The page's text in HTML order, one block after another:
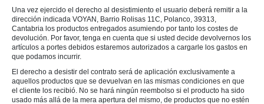
Una vez ejercido el derecho al desistimiento el usuario deberá remitir a la
dirección indicada VOYAN, Barrio Rolisas 11C, Polanco, 39313,
Cantabria los productos entregados asumiendo por tanto los costes de
devolución. Por favor, tenga en cuenta que si usted decide devolvernos los
artículos a portes debidos estaremos autorizados a cargarle los gastos en
que podamos incurrir.
El derecho a desistir del contrato será de aplicación exclusivamente a
aquellos productos que se devuelvan en las mismas condiciones en que
el cliente los recibió. No se hará ningún reembolso si el producto ha sido
usado más allá de la mera apertura del mismo, de productos que no estén